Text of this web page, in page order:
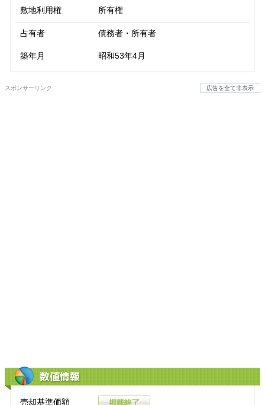
敷地利用権 所有権
占有者 債務者・所有者
築年月 昭和53年4月
スポンサーリンク 広告を全て非表示
数値情報
売却基準価額